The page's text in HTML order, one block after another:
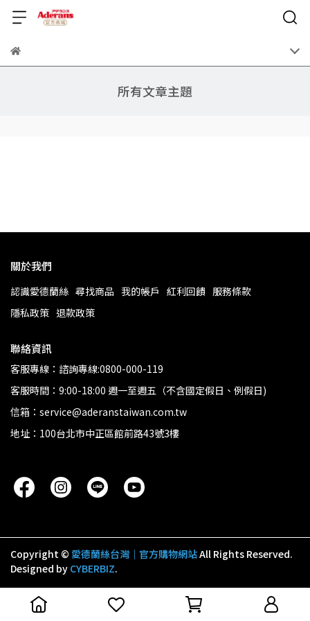
所有文章主題
關於我們
認識愛德蘭絲 尋找商品 我的帳戶 紅利回饋 服務條款
隱私政策 退款政策
聯絡資訊
客服專線：諮詢專線:0800-000-119
客服時間：9:00-18:00 週一至週五（不含國定假日、例假日)
信箱：service@aderanstaiwan.com.tw
地址：100台北市中正區館前路43號3樓
Copyright © 愛德蘭絲台灣｜官方購物網站All Rights Reserved.
Designed by CYBERBIZ.